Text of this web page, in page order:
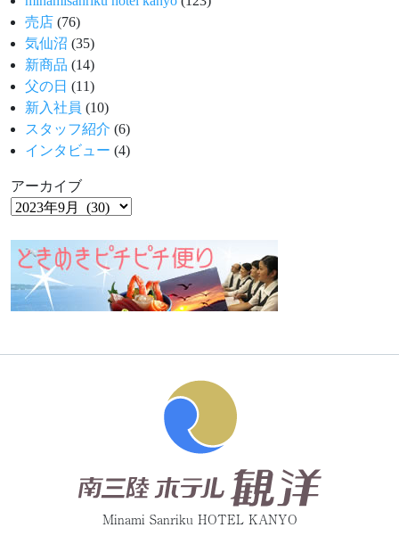
売店 (76)
気仙沼 (35)
新商品 (14)
父の日 (11)
新入社員 (10)
スタッフ紹介 (6)
インタビュー (4)
アーカイブ
Minami Sanriku HOTEL KANYO